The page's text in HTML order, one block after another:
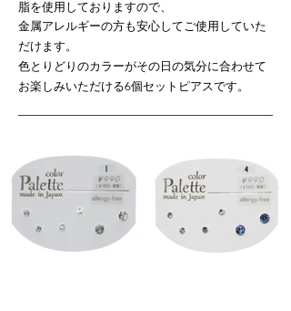
脂を使用しておりますので、
金属アレルギーの方も安心してご使用していた
だけます。
色とりどりのカラーがその日の気分に合わせて
お楽しみいただける​6個セットピアスです。